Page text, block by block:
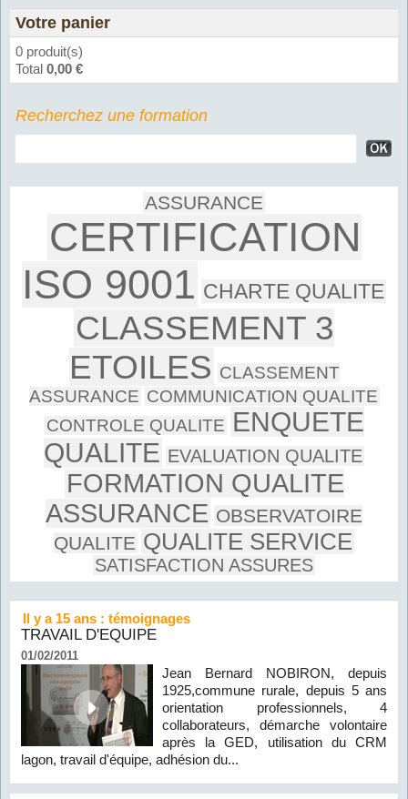
Votre panier
0 produit(s)
Total 0,00 €
Recherchez une formation
ASSURANCE
CERTIFICATION
ISO 9001 CHARTE QUALITE
CLASSEMENT 3
ETOILES CLASSEMENT
ASSURANCE COMMUNICATION QUALITE
CONTROLE QUALITE ENQUETE
QUALITE EVALUATION QUALITE
FORMATION QUALITE
ASSURANCE OBSERVATOIRE
QUALITE QUALITE SERVICE
SATISFACTION ASSURES
Il y a 15 ans : témoignages
TRAVAIL D'EQUIPE
01/02/2011
Jean Bernard NOBIRON, depuis
1925,commune rurale, depuis 5 ans
orientation professionnels, 4
collaborateurs, démarche volontaire
après la GED, utilisation du CRM
lagon, travail d'équipe, adhésion du...